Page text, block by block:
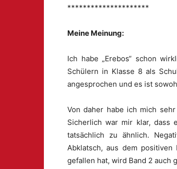
*********************
Meine Meinung:
Ich habe „Erebos“ schon
Schülern in Klasse 8 als
angesprochen und es ist
Von daher habe ich mich
Sicherlich war mir klar, dass
tatsächlich zu ähnlich.
Abklatsch, aus dem
gefallen hat, wird Band 2 auch